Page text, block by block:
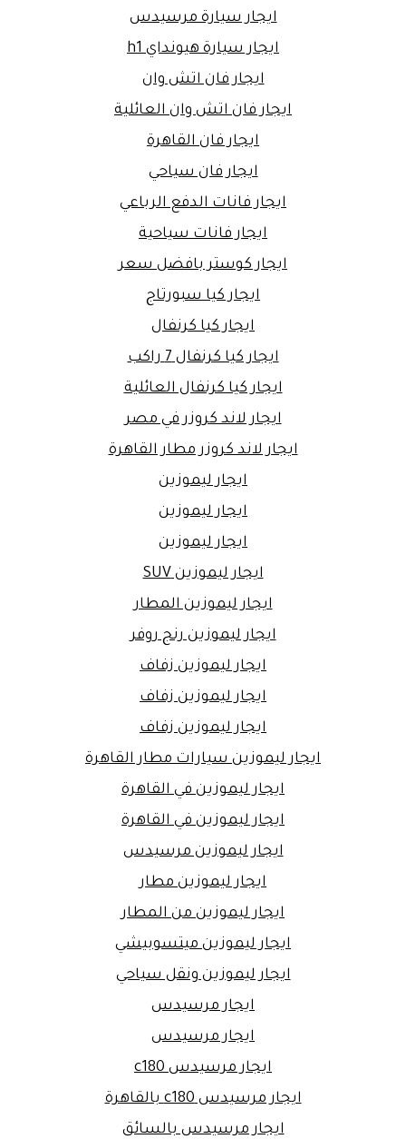
ايجار سيارة مرسيدس
ايجار سيارة هيونداي h1
ايجار فان اتش وان
ايجار فان اتش وان العائلية
ايجار فان القاهرة
ايجار فان سياحي
ايجار فانات الدفع الرباعي
ايجار فانات سياحية
ايجار كوستر بافضل سعر
ايجار كيا سبورتاج
ايجار كيا كرنفال
ايجار كيا كرنفال 7 راكب
ايجار كيا كرنفال العائلية
ايجار لاند كروزر في مصر
ايجار لاند كروزر مطار القاهرة
ايجار ليموزين
ايجار ليموزين
ايجار ليموزين
ايجار ليموزين SUV
ايجار ليموزين المطار
ايجار ليموزين رنج روفر
ايجار ليموزين زفاف
ايجار ليموزين زفاف
ايجار ليموزين زفاف
ايجار ليموزين سيارات مطار القاهرة
ايجار ليموزين في القاهرة
ايجار ليموزين في القاهرة
ايجار ليموزين مرسيدس
ايجار ليموزين مطار
ايجار ليموزين من المطار
ايجار ليموزين ميتسوبيشي
ايجار ليموزين ونقل سياحي
ايجار مرسيدس
ايجار مرسيدس
ايجار مرسيدس c180
ايجار مرسيدس c180 بالقاهرة
ايجار مرسيدس بالسائق